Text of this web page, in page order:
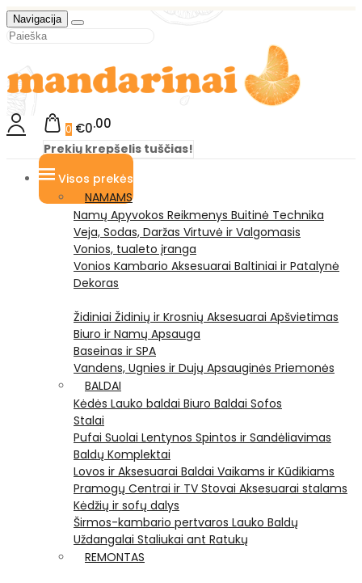
Navigacija
0 €0 00
Prekių krepšelis tuščias!
Visos prekės
NAMAMS
Namų Apyvokos Reikmenys Buitinė Technika
Veja, Sodas, Daržas Virtuvė ir Valgomasis
Vonios, tualeto įranga
Vonios Kambario Aksesuarai Baltiniai ir Patalynė
Dekoras
Židiniai Židinių ir Krosnių Aksesuarai Apšvietimas
Biuro ir Namų Apsauga
Baseinas ir SPA
Vandens, Ugnies ir Dujų Apsauginės Priemonės
BALDAI
Kėdės Lauko baldai Biuro Baldai Sofos
Stalai
Pufai Suolai Lentynos Spintos ir Sandėliavimas
Baldų Komplektai
Lovos ir Aksesuarai Baldai Vaikams ir Kūdikiams
Pramogų Centrai ir TV Stovai Aksesuarai stalams
Kėdžių ir sofų dalys
Širmos-kambario pertvaros Lauko Baldų
Uždangalai Staliukai ant Ratukų
REMONTAS